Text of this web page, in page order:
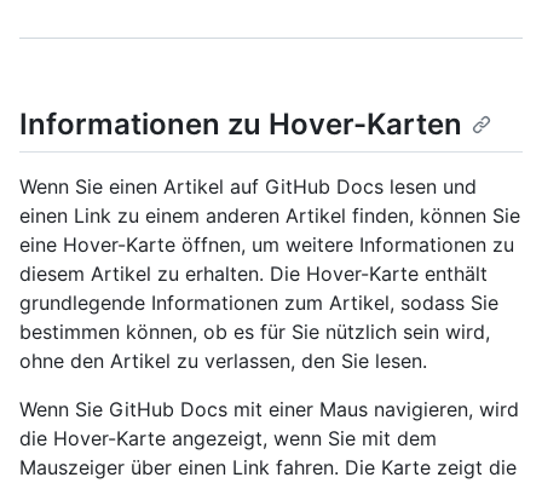
Informationen zu Hover-Karten
Wenn Sie einen Artikel auf GitHub Docs lesen und
einen Link zu einem anderen Artikel finden, können Sie
eine Hover-Karte öffnen, um weitere Informationen zu
diesem Artikel zu erhalten. Die Hover-Karte enthält
grundlegende Informationen zum Artikel, sodass Sie
bestimmen können, ob es für Sie nützlich sein wird,
ohne den Artikel zu verlassen, den Sie lesen.
Wenn Sie GitHub Docs mit einer Maus navigieren, wird
die Hover-Karte angezeigt, wenn Sie mit dem
Mauszeiger über einen Link fahren. Die Karte zeigt die